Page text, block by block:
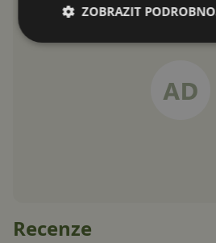
Recenze
ZOBRAZIT